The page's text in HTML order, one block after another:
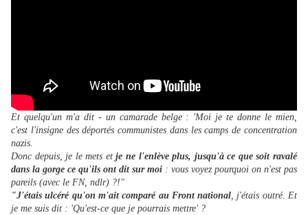
Et quelqu'un m'a dit - un camarade belge : 'Moi je te donne le mien,
c'est l'insigne des déportés communistes dans les camps de concentration
nazis.
Donc depuis, je le mets etje ne l'enlève plus, jusqu'à ce que soit ravalé
dans la gorge ce qu'ils ont dit sur moi : vous voyez pourquoi on n'est pas
pareils (avec le FN, ndlr) ?!"
"J'étais ulcéré qu'on m'ait comparé au Front national, j'étais outré. Et
je me suis dit : 'Qu'est-ce que je pourrais mettre' ?